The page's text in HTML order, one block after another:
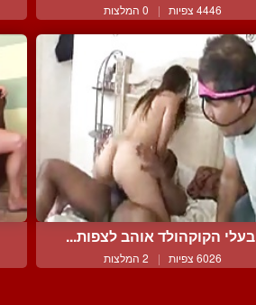
4446 צפיות | 0 המלצות
בעלי הקוקהולד אוהב לצפות...
6026 צפיות | 2 המלצות